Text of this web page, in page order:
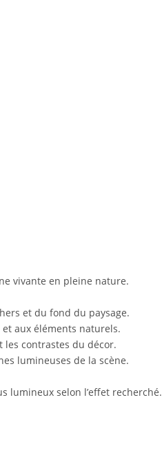
vivante en pleine nature.
et du fond du paysage.
aux éléments naturels.
les contrastes du décor.
lumineuses de la scène.
lumineux selon l’effet recherché.